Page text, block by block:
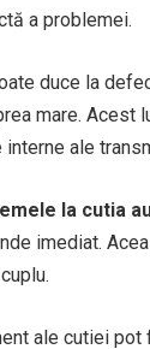
a problemei.
duce la
mare. Acest
ale
la cutia
imediat.
ale cutiei